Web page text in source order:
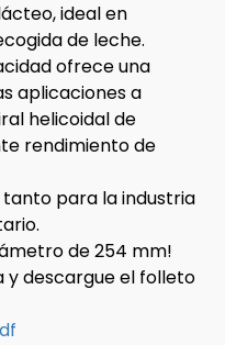
ideal en
de leche.
ofrece una
aplicaciones a
helicoidal de
rendimiento de
para la industria
de 254 mm!
descargue el folleto